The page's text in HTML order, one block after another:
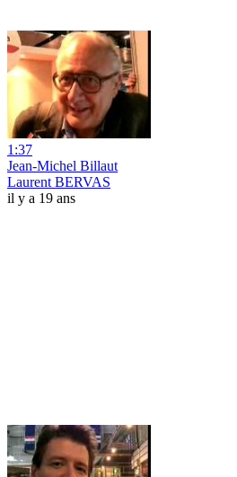
1:37
Jean-Michel Billaut
Laurent BERVAS
il y a 19 ans